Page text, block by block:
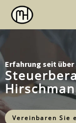
Erfahrung seit über
Vereinbaren Sie